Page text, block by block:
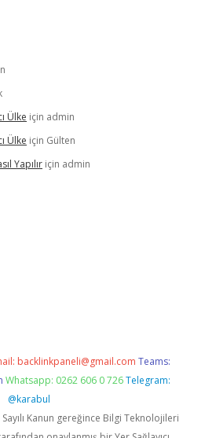
Ülke için admin
Ülke için Gülten
Yapılır için admin
backlinkpaneli@gmail.com Teams:
Whatsapp: 0262 606 0 726 Telegram:
@karabul
Kanun gereğince Bilgi Teknolojileri